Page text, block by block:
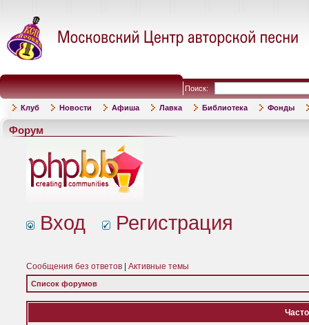
Поиск:
Клуб Новости Афиша Лавка Библиотека Фонды
Форум
Вход Регистрация
Сообщения без ответов Активные темы
Список форумов